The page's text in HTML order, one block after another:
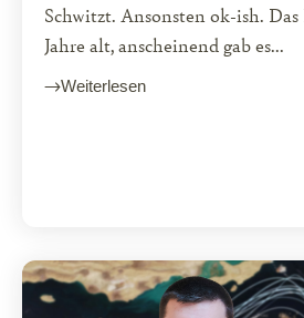
Schwitzt. Ansonsten ok-ish.
Jahre alt, anscheinend gab es...
Weiterlesen